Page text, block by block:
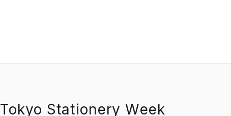
Tokyo Stationery Week